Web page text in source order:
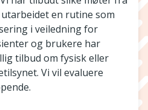
en rutine som
i veiledning for
og brukere har
tilbud om fysisk eller
Vi vil evaluere